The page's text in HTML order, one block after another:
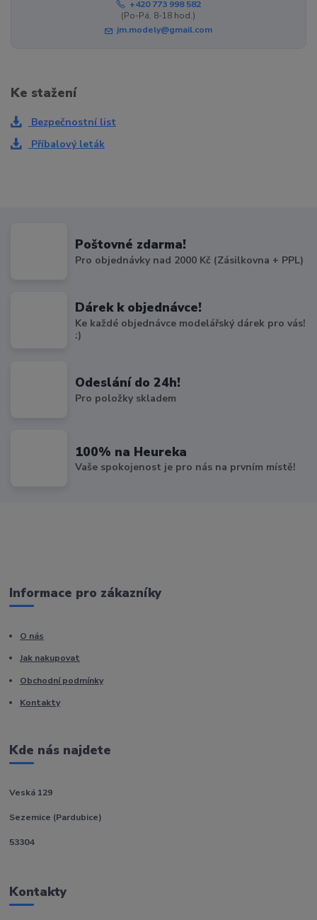
+420 773 998 582
(Po-Pá, 8-18 hod.)
jm.modely@gmail.com
Ke stažení
Bezpečnostní list
Příbalový leták
Poštovné zdarma!
Pro objednávky nad 2000 Kč (Zásilkovna + PPL)
Dárek k objednávce!
Ke každé objednávce modelářský dárek pro vás!
:)
Odeslání do 24h!
Pro položky skladem
100% na Heureka
Vaše spokojenost je pro nás na prvním místě!
Informace pro zákazníky
O nás
Jak nakupovat
Obchodní podmínky
Kontakty
Kde nás najdete
Veská 129
Sezemice (Pardubice)
53304
Kontakty